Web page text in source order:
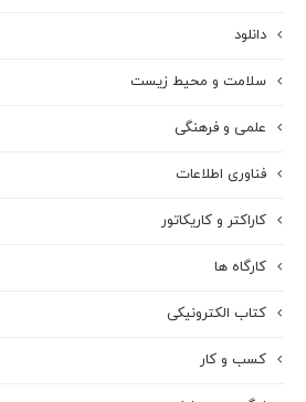
دانلود
سلامت و محیط زیست
علمی و فرهنگی
فناوری اطلاعات
کاراکتر و کاریکاتور
کارگاه ها
کتاب الکترونیکی
کسب و کار